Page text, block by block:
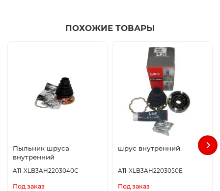
ПОХОЖИЕ ТОВАРЫ
Пыльник шруса
внутренний
A11-XLB3AH2203040C
Под заказ
шрус внутренний
A11-XLB3AH2203050E
Под заказ